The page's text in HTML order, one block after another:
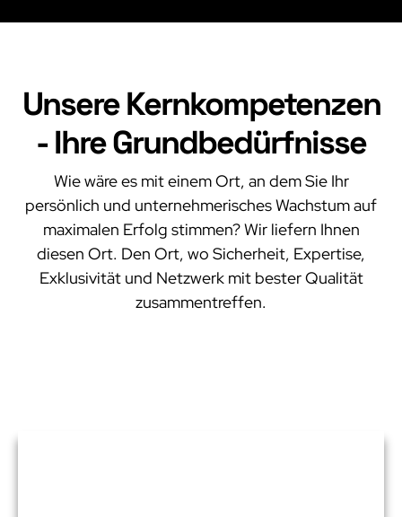
Unsere Kernkompetenzen
- Ihre Grundbedürfnisse
Wie wäre es mit einem Ort, an dem Sie Ihr
persönlich und unternehmerisches Wachstum auf
maximalen Erfolg stimmen? Wir liefern Ihnen
diesen Ort. Den Ort, wo Sicherheit, Expertise,
Exklusivität und Netzwerk mit bester Qualität
zusammentreffen.